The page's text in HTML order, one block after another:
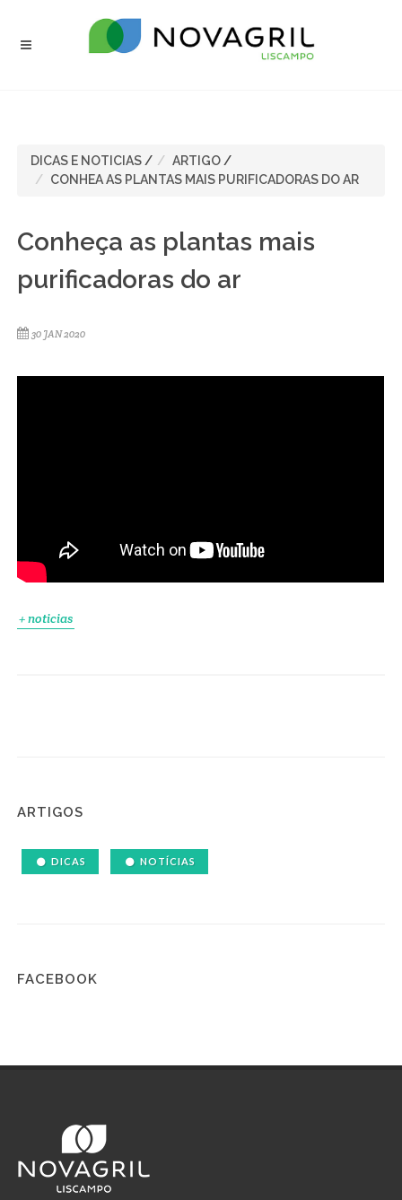
DICAS E NOTICIAS / ARTIGO /
CONHEA AS PLANTAS MAIS PURIFICADORAS DO AR
Conheça as plantas mais
purificadoras do ar
30 JAN 2020
+ noticias
ARTIGOS
DICAS NOTÍCIAS
FACEBOOK